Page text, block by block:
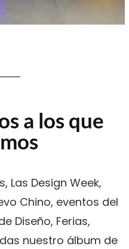
a los que
Las Design Week,
Chino, eventos del
Diseño, Ferias,
nuestro álbum de